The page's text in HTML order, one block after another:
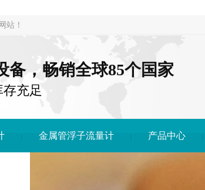
站！
备，畅销全球85个国家
充足
金属管浮子流量计 产品中心